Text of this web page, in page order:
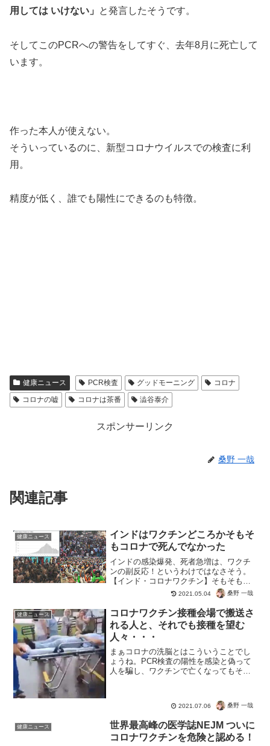
用しては いけない」 と発言したそうです。
そしてこのPCRへの警告をしてすぐ、去年8月に死亡して
います。
作った本人が使えない。
そういっているのに、新型コロナウイルスでの検査に利
用。
精度が低く、誰でも陽性にできるのも特徴。
健康ニュース PCR検査 グッドモーニング
コロナ
コロナの嘘
コロナは茶番 澁谷泰介
スポンサーリンク
桑野 一哉
関連記事
健康ニュース
インドはワクチンどころかそもそ
もコロナで死んでなかった
インドの感染爆発、死者急増は、ワクチ
ンの副反応！というわけではなさそう。
【インド・コロナワクチン】そもそも死
んでない説が有力なようです。でも【イ
ンド・コロナワクチンの副反応】 とのこ
とであれば・・・コロナの変異株によっ
て大量死！（フェイク）...
2021.05.04 桑野 一哉
健康ニュース
コロナワクチン接種会場で搬送さ
れる人と、それでも接種を望む
人々・・・
まぁコロナの洗脳とはこういうことでし
ょうね。PCR検査の陽性を感染と偽って
人を騙し、ワクチンで亡くなってもそれ
の現場にいても自分は大丈夫とでも思っ
てるんですかね。ワクチ...
2021.07.06 桑野 一哉
健康ニュース
世界最高峰の医学誌NEJM ついに
コロナワクチンを危険と認める！